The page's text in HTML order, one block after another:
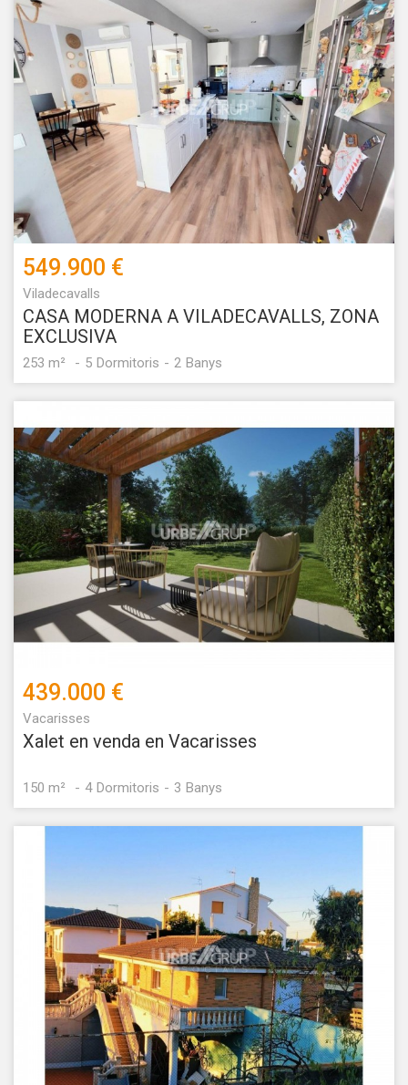
549.900 €
Viladecavalls
CASA MODERNA A VILADECAVALLS, ZONA
EXCLUSIVA
253 m² 5 Dormitoris 2 Banys
439.000 €
Vacarisses
Xalet en venda en Vacarisses
150 m² 4 Dormitoris 3 Banys